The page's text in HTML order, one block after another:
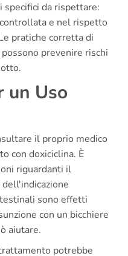
da rispettare:
e nel rispetto
pratiche corretta di
prevenire rischi
un Uso
il proprio medico
con doxiciclina. È
riguardanti il
dell'indicazione
sono effetti
con un bicchiere
aiutare.
potrebbe